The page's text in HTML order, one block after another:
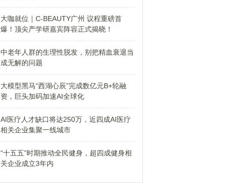
大咖就位｜C-BEAUTY广州 议程重磅首
爆！顶尖产学研嘉宾阵容正式揭晓！
中老年人群的生理性脱发，别把精血衰退当
成无解的问题
大模型黑马“西湖心辰”完成数亿元B+轮融
资，巨头加码加速AI全球化
AI医疗人才缺口将达250万，近四成AI医疗
相关企业集聚一线城市
“十五五”时期推动全民健身，超四成健身相
关企业成立3年内